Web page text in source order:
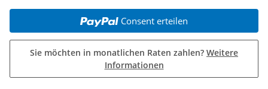
Consent erteilen
Sie möchten in monatlichen Raten zahlen? Weitere
Informationen